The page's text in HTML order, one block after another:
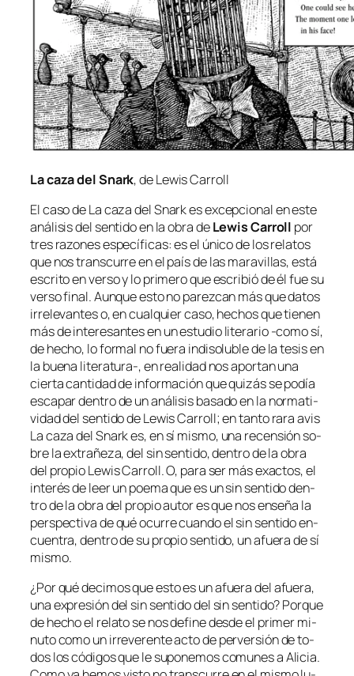
La ca­za del Snark, de Lewis Carroll
El ca­so deLa ca­za del Snarkes ex­cep­cio­nal en es­te
aná­li­sis del sen­ti­do en la obra deLewis Carroll por
tres ra­zo­nes es­pe­cí­fi­cas: es el úni­co de los re­la­tos
que nos trans­cu­rre en el país de las ma­ra­vi­llas, es­tá
es­cri­to en ver­so y lo pri­me­ro que es­cri­bió de él fue su
ver­so fi­nal. Aunque es­to no pa­rez­can más que da­tos
irre­le­van­tes o, en cual­quier ca­so, he­chos que tie­nen
más de in­tere­san­tes en un es­tu­dio li­te­ra­rio ‑co­mo sí,
de he­cho, lo for­mal no fue­ra in­di­so­lu­ble de la te­sis en
la bue­na literatura‑, en reali­dad nos apor­tan una
cier­ta can­ti­dad de in­for­ma­ción que qui­zás se po­día
es­ca­par den­tro de un aná­li­sis ba­sa­do en la nor­ma­ti­
vi­dad del sen­ti­do de Lewis Carroll; en tan­tora­ra avis
La ca­za del Snarkes, en sí mis­mo, una re­cen­sión so­
bre la ex­tra­ñe­za, del sin sen­ti­do, den­tro de la obra
del pro­pio Lewis Carroll. O, pa­ra ser más exac­tos, el
in­te­rés de leer un poe­ma que es un sin sen­ti­do den­
tro de la obra del pro­pio au­tor es que nos en­se­ña la
pers­pec­ti­va de qué ocu­rre cuan­do el sin sen­ti­do en­
cuen­tra, den­tro de su pro­pio sen­ti­do, un afue­ra de sí
mismo.
¿Por qué de­ci­mos que es­to es un afue­ra del afue­ra,
una ex­pre­sión del sin sen­ti­do del sin sen­ti­do? Porque
de he­cho el re­la­to se nos de­fi­ne des­de el pri­mer mi­
nu­to co­mo un irre­ve­ren­te ac­to de per­ver­sión de to­
dos los có­di­gos que le su­po­ne­mos co­mu­nes a Alicia.